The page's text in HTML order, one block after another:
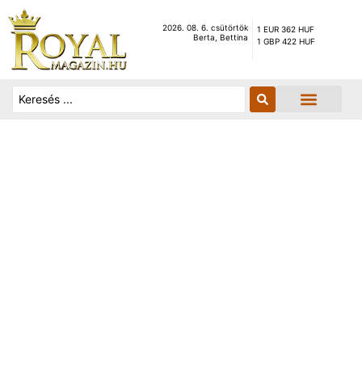
2026. 08. 6. csütörtök
Berta, Bettina
1 EUR 362 HUF
1 GBP 422 HUF